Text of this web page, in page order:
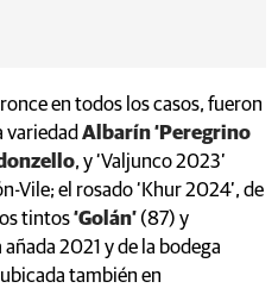
en todos los casos, fueron
variedad Albarín ‘Peregrino
, y ‘Valjunco 2023’
Vile; el rosado ‘Khur 2024’, de
tintos‘Golán’ (87) y
2021 y de la bodega
también en